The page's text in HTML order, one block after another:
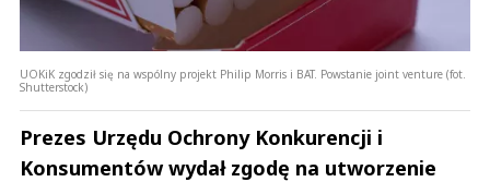
UOKiK zgodził się na wspólny projekt Philip Morris i BAT. Powstanie joint venture (fot.
Shutterstock)
Prezes Urzędu Ochrony Konkurencji i
Konsumentów wydał zgodę na utworzenie